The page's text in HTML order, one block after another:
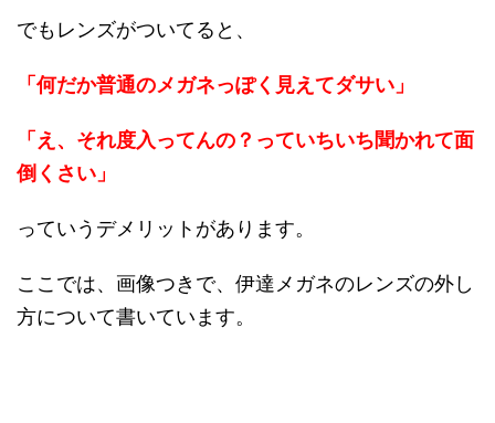
でもレンズがついてると、
「何だか普通のメガネっぽく見えてダサい」
「え、それ度入ってんの？っていちいち聞かれて面
倒くさい」
っていうデメリットがあります。
ここでは、画像つきで、伊達メガネのレンズの外し
方について書いています。